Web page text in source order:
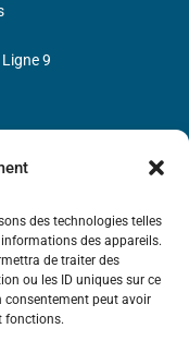
des technologies telles
des appareils.
de traiter des
ou les ID uniques sur ce
consentement peut avoir
fonctions.
d’André-
9
TVA intra-